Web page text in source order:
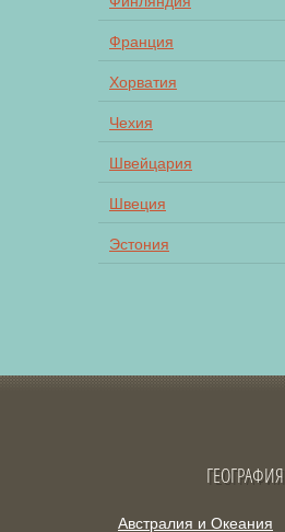
Франция
Хорватия
Чехия
Швейцария
Швеция
Эстония
ГЕОГРАФИЯ
Австралия и Океания